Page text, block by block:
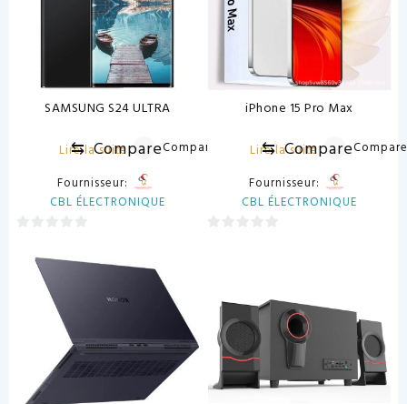
SAMSUNG S24 ULTRA
Lire la suite
⇆ CompareCompare
Fournisseur:
CBL ÉLECTRONIQUE
sur
iPhone 15 Pro Max
Lire la suite
⇆ Compare
Fournisseur:
CBL ÉLECTRONIQUE